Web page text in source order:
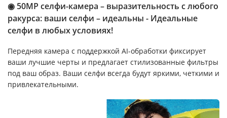
◉ 50MP селфи-камера – выразительность с любого
ракурса: ваши селфи – идеальны - Идеальные
селфи в любых условиях!
Передняя камера с поддержкой AI-обработки фиксирует
ваши лучшие черты и предлагает стилизованные фильтры
под ваш образ. Ваши селфи всегда будут яркими, четкими и
привлекательными.